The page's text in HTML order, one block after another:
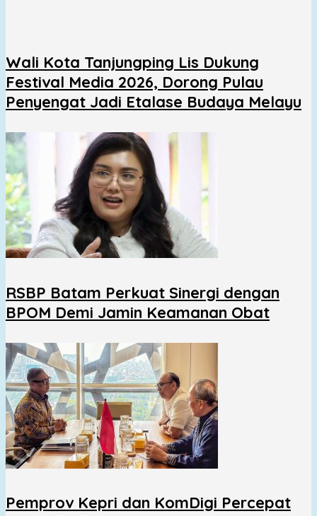
Wali Kota Tanjungping Lis Dukung
Festival Media 2026, Dorong Pulau
Penyengat Jadi Etalase Budaya Melayu
RSBP Batam Perkuat Sinergi dengan
BPOM Demi Jamin Keamanan Obat
Pemprov Kepri dan KomDigi Percepat